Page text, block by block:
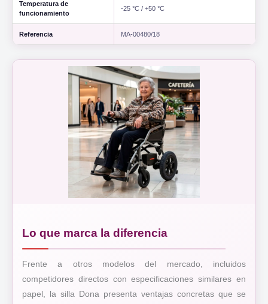
Temperatura de
funcionamiento
-25 °C / +50 °C
Referencia MA-00480/18
Lo que marca la diferencia
Frente a otros modelos del mercado, incluidos
competidores directos con especificaciones similares en
papel, la silla Dona presenta ventajas concretas que se